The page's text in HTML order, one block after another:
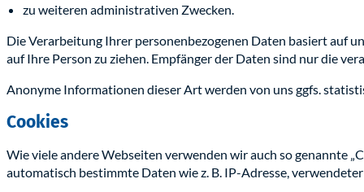
zu weiteren administrativen Zwecken.
Die Verarbeitung Ihrer personenbezogenen Daten basiert auf
auf Ihre Person zu ziehen. Empfänger der Daten sind nur die
Anonyme Informationen dieser Art werden von uns ggfs.
Cookies
Wie viele andere Webseiten verwenden wir auch so genannte
automatisch bestimmte Daten wie z. B. IP-Adresse,